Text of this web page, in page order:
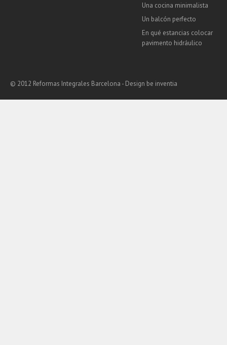
Una cocina minimalista
Un balcón perfecto
En qué estancias colocar
pavimento hidráulico
© 2012 Reformas Integrales Barcelona - Design be inventia